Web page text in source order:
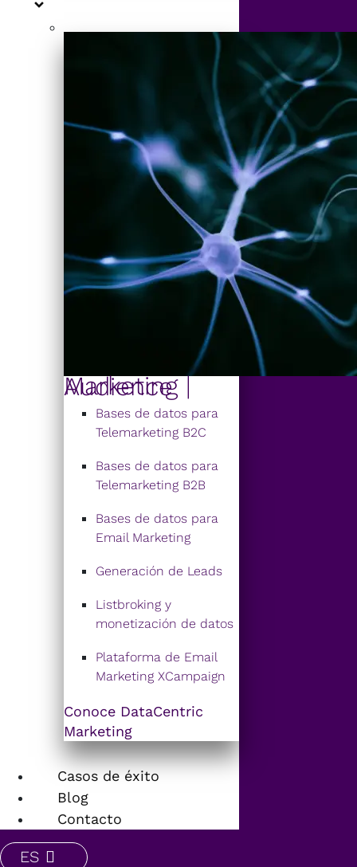
Marketing | Audience
Bases de datos para
Telemarketing B2C
Bases de datos para
Telemarketing B2B
Bases de datos para
Email Marketing
Generación de Leads
Listbroking y
monetización de datos
Plataforma de Email
Marketing XCampaign
Conoce DataCentric
Marketing
Casos de éxito
Blog
Contacto
ES